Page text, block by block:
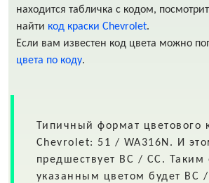
находится табличка с кодом,
найти код краски Chevrolet.
Если вам известен код цвета можно
цвета по коду.
Типичный формат цветового
Chevrolet: 51 / WA316N. И
предшествует BC / CC. Таким
указанным цветом будет BC